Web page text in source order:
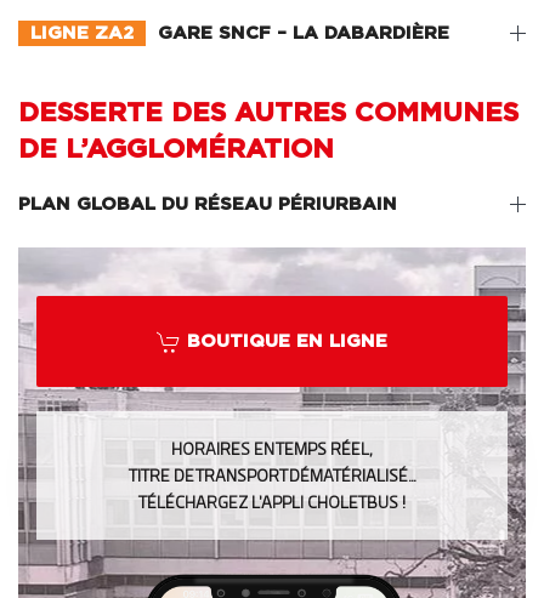
LIGNE ZA2 GARE SNCF – LA DABARDIÈRE
DESSERTE DES AUTRES COMMUNES
DE L’AGGLOMÉRATION
PLAN GLOBAL DU RÉSEAU PÉRIURBAIN
BOUTIQUE EN LIGNE
HORAIRES EN TEMPS RÉEL,
TITRE DE TRANSPORT DÉMATÉRIALISÉ…
TÉLÉCHARGEZ L’APPLI CHOLETBUS !